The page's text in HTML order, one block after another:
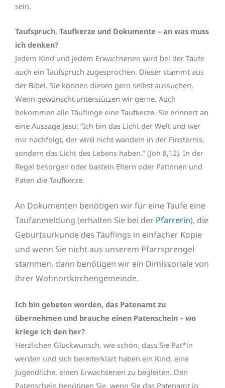
sein.
Taufspruch, Taufkerze und Dokumente – an was muss
ich denken?
Jedem Kind und jedem Erwachsenen wird bei der Taufe
auch ein Taufspruch zugesprochen. Dieser stammt aus
der Bibel. Sie können diesen gern selbst aussuchen.
Wenn gewünscht unterstützen wir gerne. Auch
bekommen alle Täuflinge eine Taufkerze. Sie erinnert an
eine Aussage Jesu: “Ich bin das Licht der Welt und wer
mir nachfolgt, der wird nicht wandeln in der Finsternis,
sondern das Licht des Lebens haben.” (Joh 8,12). In der
Regel besorgen oder basteln Eltern oder Patinnen und
Paten die Taufkerze.
An Dokumenten benötigen wir für eine Taufe eine
Taufanmeldung (erhalten Sie bei der Pfarrerin), die
Geburtsurkunde des Täuflings in einfacher Kopie
und wenn Sie nicht aus unserem Pfarrsprengel
stammen, dann benötigen wir ein Dimissoriale von
ihrer Wohnortkirchengemeinde.
Ich bin gebeten worden, das Patenamt zu
übernehmen und brauche einen Patenschein – wo
kriege ich den her?
Herzlichen Glückwunsch, wie schön, dass Sie Pat*in
werden und sich bereiterklärt haben ein Kind, eine
Jugendliche, einen Erwachsenen zu begleiten. Den
Patenschein benötigen Sie, wenn Sie das Patenamt in